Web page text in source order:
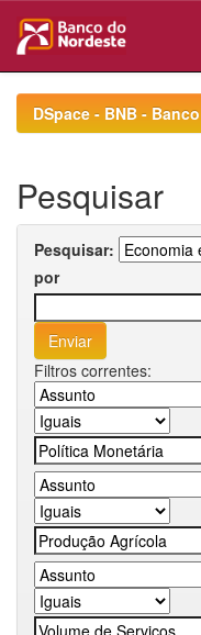
navigationDSpace - BNB -
Pesquisar
Pesquisar:
por
Filtros correntes: